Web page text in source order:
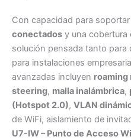
Con capacidad para soportar
conectados y una cobertura
solución pensada tanto
para instalaciones
avanzadas incluyen roaming
steering, malla inalámbrica,
(Hotspot 2.0), VLAN
de WiFi, aislamiento de
U7-IW – Punto de Acceso